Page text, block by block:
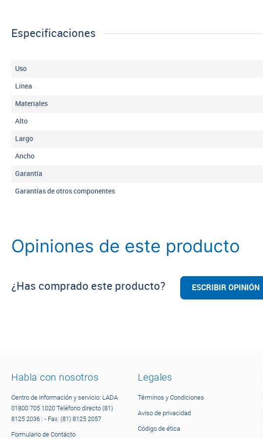
Especificaciones
Uso
Linea
Materiales
Alto
Largo
Ancho
Garantía
Garantías de otros componentes
Opiniones de este producto
¿Has comprado este producto? ESCRIBIR OPINIÓN
Habla con nosotros
Centro de Información y servicio: LADA
01800 705 1020 Teléfono directo (81)
8125 2036 : - Fax: (81) 8125 2057
Formulario de Contácto
Legales
Términos y Condiciones
Aviso de privacidad
Código de ética